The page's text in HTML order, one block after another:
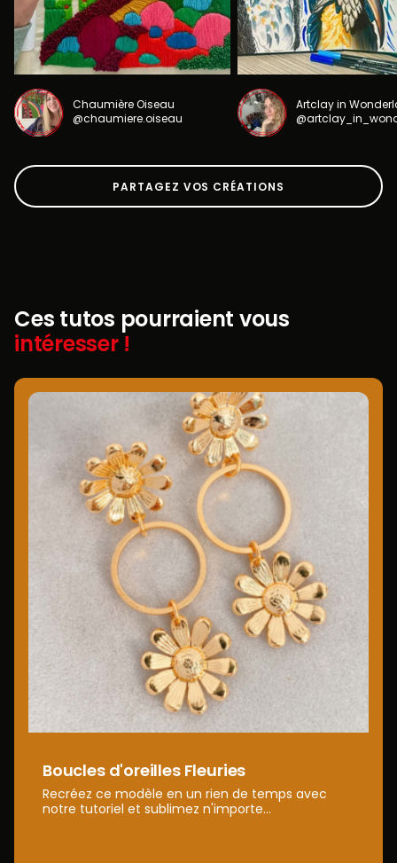
Chaumière Oiseau
@chaumiere.oiseau
Artclay in
PARTAGEZ VOS CRÉATIONS
Ces tutos pourraient vous
intéresser !
Boucles d'oreilles Fleuries
Recréez ce modèle en un rien de temps avec
notre tutoriel et sublimez n'importe...